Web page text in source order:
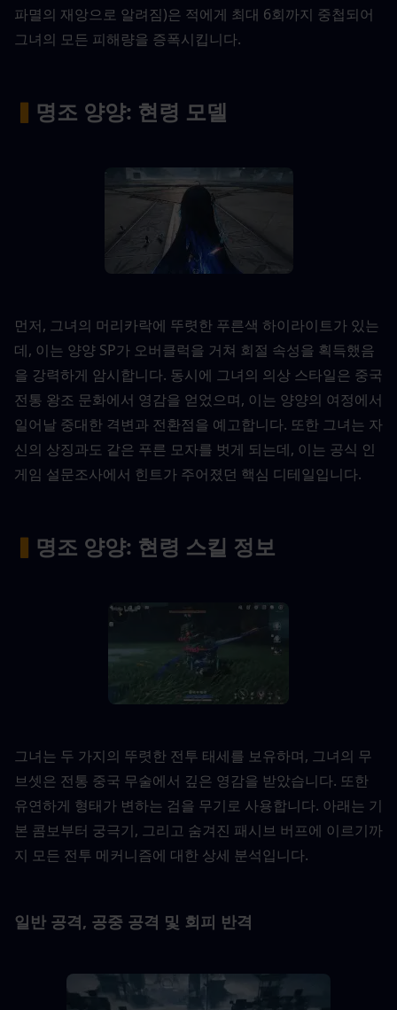
파멸의 재앙으로 알려짐)은 적에게 최대 6회까지 중첩되어
그녀의 모든 피해량을 증폭시킵니다.
▍ 명조 양양: 현령 모델
먼저, 그녀의 머리카락에 뚜렷한 푸른색 하이라이트가 있는
데, 이는 양양 SP가 오버클럭을 거쳐 회절 속성을 획득했음
을 강력하게 암시합니다. 동시에 그녀의 의상 스타일은 중국
전통 왕조 문화에서 영감을 얻었으며, 이는 양양의 여정에서
일어날 중대한 격변과 전환점을 예고합니다. 또한 그녀는 자
신의 상징과도 같은 푸른 모자를 벗게 되는데, 이는 공식 인
게임 설문조사에서 힌트가 주어졌던 핵심 디테일입니다.
▍ 명조 양양: 현령 스킬 정보
그녀는 두 가지의 뚜렷한 전투 태세를 보유하며, 그녀의 무
브셋은 전통 중국 무술에서 깊은 영감을 받았습니다. 또한
유연하게 형태가 변하는 검을 무기로 사용합니다. 아래는 기
본 콤보부터 궁극기, 그리고 숨겨진 패시브 버프에 이르기까
지 모든 전투 메커니즘에 대한 상세 분석입니다.
일반 공격, 공중 공격 및 회피 반격